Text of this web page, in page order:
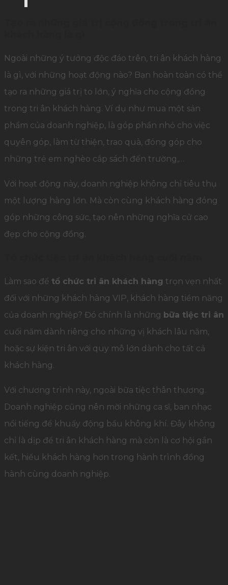
Ngoài những ý tưởng độc đáo trên, tri ân khách hàng
là gì, với những hoạt động nào? Bạn hoàn toàn có thể
tạo ra những giá trị to lớn, ý nghĩa cho cộng đồng
trong tri ân khách hàng. Ví dụ như mua một sản
phẩm của doanh nghiệp, là góp phần nhỏ cho việc
quyên góp, làm từ thiện, trao quà, đóng góp cho
những trẻ em nghèo cắp sách đến trường,…
Với hoạt động này, doanh nghiệp không chỉ tiêu thụ
một lượng hàng lớn. Mà còn cùng khách hàng đóng
góp những công sức, tạo nên những nghĩa cử cao
đẹp cho cộng đồng.
Làm sao để tổ chức tri ân khách hàng trọn vẹn nhất
đối với những khách hàng VIP, khách hàng tiềm năng
của doanh nghiệp? Đó chính là những bữa tiệc tri ân
cuối năm dành riêng cho những vị khách lâu năm,
hoặc sự kiện tri ân với quy mô lớn dành cho tất cả
khách hàng.
Với chương trình này, ngoài bữa tiệc thân thương.
Doanh nghiệp cũng nên mời những ca sĩ, ban nhạc
nổi tiếng để khuấy động bầu không khí. Đây không
chỉ là dịp để tri ân khách hàng mà còn là cơ hội gắn
kết, hiểu khách hàng hơn trong hành trình đồng
hành cùng doanh nghiệp.